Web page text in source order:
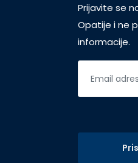
Prijavite se
Opatije i ne
informacije.